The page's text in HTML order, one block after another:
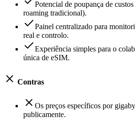
Potencial de poupança de
roaming tradicional).
Painel centralizado para
real e controlo.
Experiência simples para o
única de eSIM.
Contras
Os preços específicos por
publicamente.